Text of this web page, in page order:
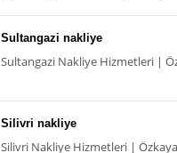
Sultangazi nakliye
Sultangazi Nakliye Hizmetleri |
Silivri nakliye
Silivri Nakliye Hizmetleri | Özkaya